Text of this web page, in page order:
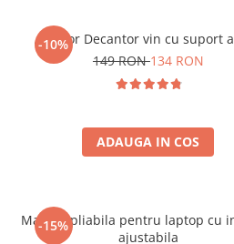
-10%
Aerator Decantor vin cu suport
149 RON134 RON
ADAUGA IN COS
-15%
Masuta pliabila pentru laptop cu
ajustabila